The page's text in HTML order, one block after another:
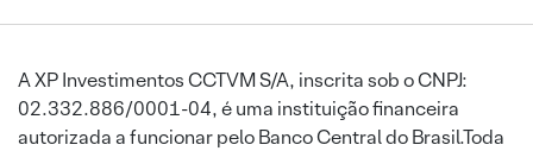
A XP Investimentos CCTVM S/A, inscrita sob o CNPJ:
02.332.886/0001-04, é uma instituição financeira
autorizada a funcionar pelo Banco Central do Brasil.Toda